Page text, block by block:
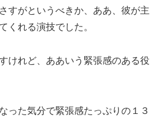
すがというべきか、ああ、彼が主
くれる演技でした。
けれど、ああいう 緊張感のある役
った気分で緊張感たっぷりの１３